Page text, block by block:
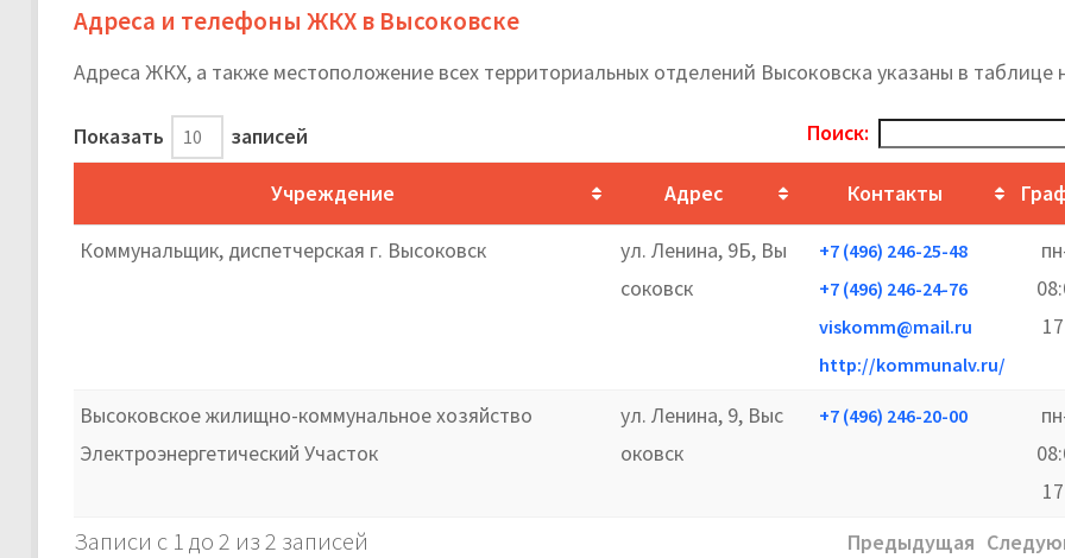
Адреса и телефоны ЖКХ в Высоковске
Адреса ЖКХ, а также местоположение всех территориальных отделений Высоковска указаны в таблице
Показать записей Поиск:
Учреждение Адрес Контакты
Коммунальщик, диспетчерская г. Высоковск
ул. Ленина, 9Б, Вы
соковск
+7 (496) 246-25-48
+7 (496) 246-24-76
viskomm@mail.ru
http://kommunalv.ru/
Высоковское жилищно-коммунальное хозяйство
Электроэнергетический Участок
ул. Ленина, 9, Выс
оковск
+7 (496) 246-20-00
Записи с 1 до 2 из 2 записей Предыдущая